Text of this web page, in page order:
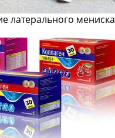
латерального мениска